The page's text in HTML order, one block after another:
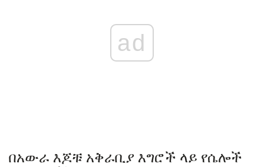
ad
በአውራ እጆቹ አቅራቢያ እግሮች ላይ የሴሎች